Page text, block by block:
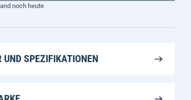
noch heute
UND SPEZIFIKATIONEN